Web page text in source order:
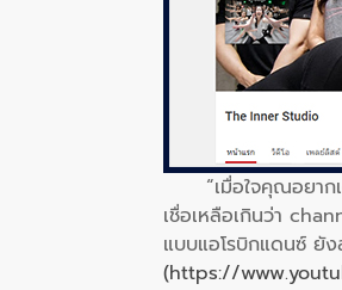
“เมื่อใจคุณอยากเ
เชื่อเหลือเกินว่า
แบบแอโรบิกแดนซ์ ยั
(https://